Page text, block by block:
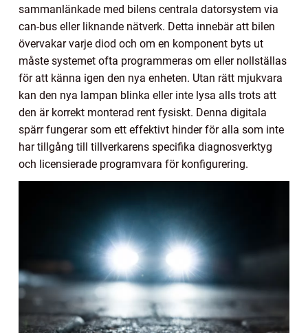
sammanlänkade med bilens centrala datorsystem via
can-bus eller liknande nätverk. Detta innebär att bilen
övervakar varje diod och om en komponent byts ut
måste systemet ofta programmeras om eller nollställas
för att känna igen den nya enheten. Utan rätt mjukvara
kan den nya lampan blinka eller inte lysa alls trots att
den är korrekt monterad rent fysiskt. Denna digitala
spärr fungerar som ett effektivt hinder för alla som inte
har tillgång till tillverkarens specifika diagnosverktyg
och licensierade programvara för konfigurering.